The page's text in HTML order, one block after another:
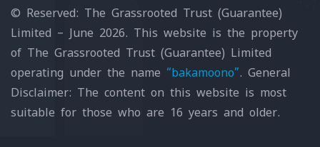
© Reserved: The Grassrooted Trust (Guarantee)
Limited – June 2026. This website is the property
of The Grassrooted Trust (Guarantee) Limited
operating under the name “bakamoono”. General
Disclaimer: The content on this website is most
suitable for those who are 16 years and older.